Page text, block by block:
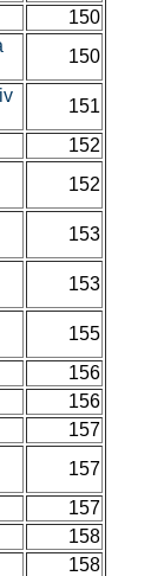
150
150
151
152
152
153
153
155
156
156
157
157
157
158
158